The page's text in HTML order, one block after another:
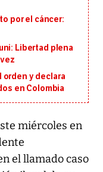
por el cáncer:
Libertad plena
orden y declara
en Colombia
miércoles en
el llamado caso